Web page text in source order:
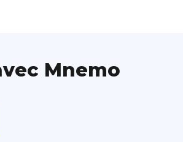
Mnemo